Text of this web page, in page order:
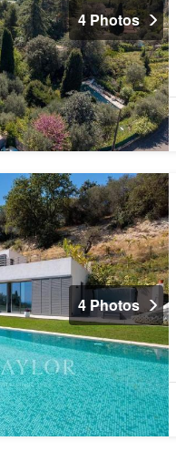
4 Photos
4 Photos